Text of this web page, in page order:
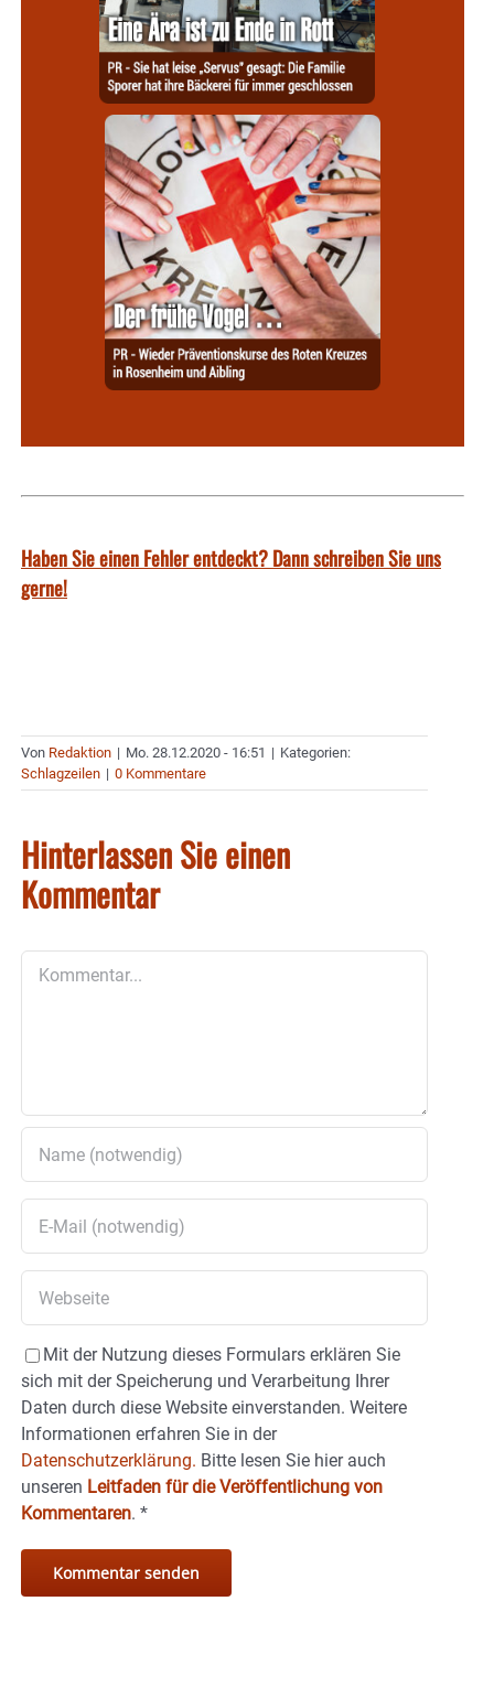
Haben Sie einen Fehler entdeckt? Dann schreiben Sie uns
gerne!
Von Redaktion | Mo. 28.12.2020 - 16:51 | Kategorien:
Schlagzeilen | 0 Kommentare
Hinterlassen Sie einen
Kommentar
Mit der Nutzung dieses Formulars erklären Sie
sich mit der Speicherung und Verarbeitung Ihrer
Daten durch diese Website einverstanden. Weitere
Informationen erfahren Sie in der
Datenschutzerklärung. Bitte lesen Sie hier auch
unseren Leitfaden für die Veröffentlichung von
Kommentaren. *